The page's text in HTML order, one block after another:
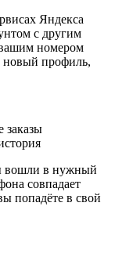
Яндекса
с другим
номером
новый профиль,
заказы
вошли в нужный
совпадает
попадёте в свой